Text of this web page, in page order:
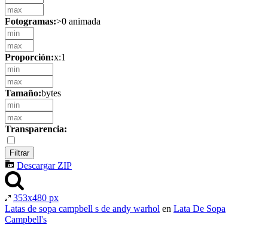
Fotogramas:>0 animada
Proporción:x:1
Tamaño:bytes
Transparencia:
Descargar ZIP
353x480 px
Latas de sopa campbell s de andy warhol en Lata De Sopa
Campbell's